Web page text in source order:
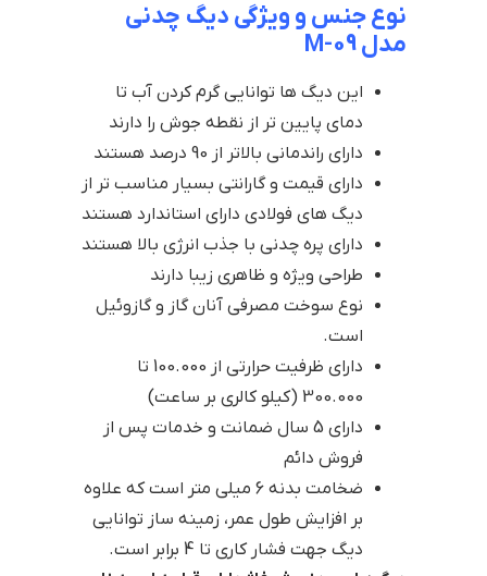
نوع جنس و ویژگی دیگ چدنی
مدل M-09
این دیگ ها توانایی گرم کردن آب تا
دمای پایین تر از نقطه جوش را دارند
دارای راندمانی بالاتر از 90 درصد هستند
دارای قیمت و گارانتی بسیار مناسب تر از
دیگ های فولادی دارای استاندارد هستند
دارای پره چدنی با جذب انرژی بالا هستند
طراحی ویژه و ظاهری زیبا دارند
نوع سوخت مصرفی آنان گاز و گازوئیل
است.
دارای ظرفیت حرارتی از 100.000 تا
300.000 (کیلو کالری بر ساعت)
دارای 5 سال ضمانت و خدمات پس از
فروش دائم
ضخامت بدنه 6 میلی متر است که علاوه
بر افزایش طول عمر، زمینه ساز توانایی
دیگ جهت فشار کاری تا 4 برابر است.